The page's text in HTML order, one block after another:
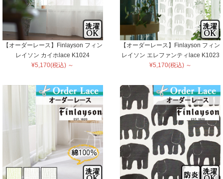
【オーダーレース】Finlayson フィン
レイソン カイホlace K1024
¥5,170(税込) ～
【オーダーレース】Finlayson フィン
レイソン エレファンティlace K1023
¥5,170(税込) ～